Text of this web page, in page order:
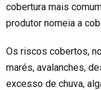
cobertura mais
produtor nomeia a
Os riscos cobertos,
marés, avalanches,
excesso de chuva,